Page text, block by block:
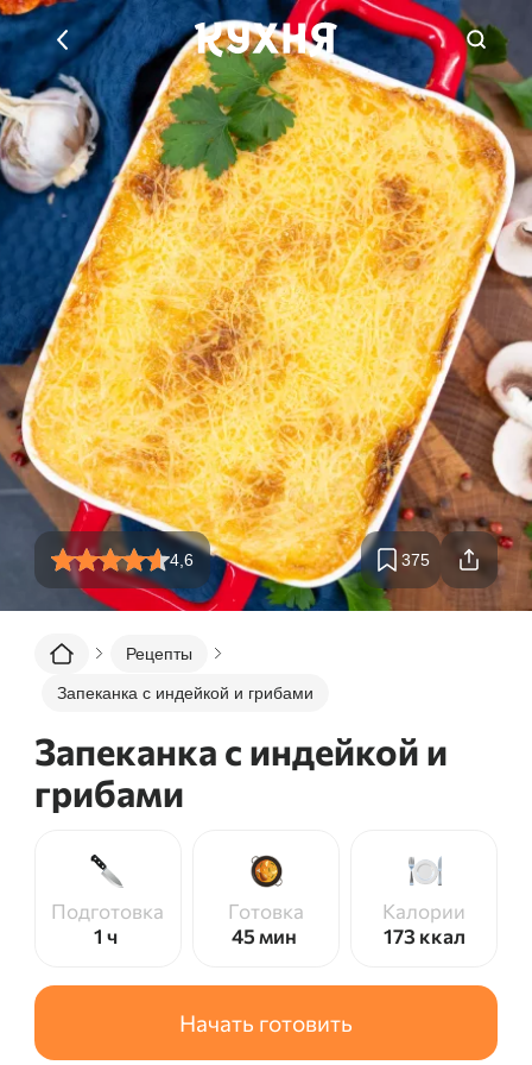
4,6 375
Рецепты
Запеканка с индейкой и грибами
Запеканка с индейкой и
грибами
Подготовка
1 ч
Готовка
45 мин
Калории
173 ккал
Начать готовить